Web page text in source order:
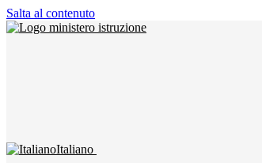
Salta al contenuto
Italiano